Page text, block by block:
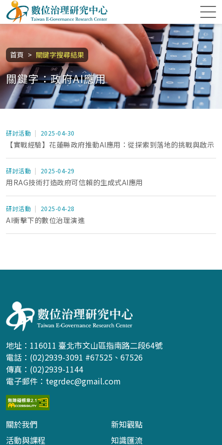
跳到主要內容區塊
數位治理研究中心
首頁 關鍵字搜尋結果
:::
關鍵字：政府AI應用
研討活動 2025-04-30
【實戰經驗】花蓮縣政府推動AI應用：從探索到落地的挑戰與啟示
研討活動 2025-04-29
用RAG技術打造政府可信賴的生成式AI應用
研討活動 2025-04-28
AI衝擊下的數位治理演進
地址：116011 臺北市文山區指南路二段64號
電話：(02)2939-3091 #67525、67526
傳真：(02)2939-1144
電子郵件： tegrdec@gmail.com
關於我們
新知觀點
活動與課程
知識匯流